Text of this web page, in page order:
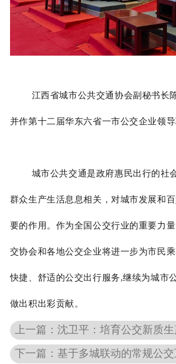
江西省城市公共交通协会副秘书长
并作第十二届华东六省一市公交企业领导
城市公共交通是政府惠民出行的社
群众生产生活息息相关，对城市发展和
要的作用。作为全国公交行业的重要力
交协会和各地公交企业将进一步为市民乘
快捷、舒适的公交出行服务,继续为城市
做出积出彩贡献。
下一篇：基于多城联动的常规公